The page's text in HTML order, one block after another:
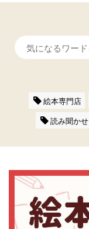
絵本専門店
読み聞かせ